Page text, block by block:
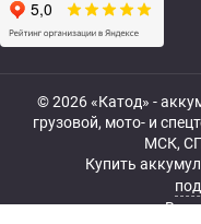
© 2026 «Катод» -
грузовой, мото- и
МСК,
Купить
Все